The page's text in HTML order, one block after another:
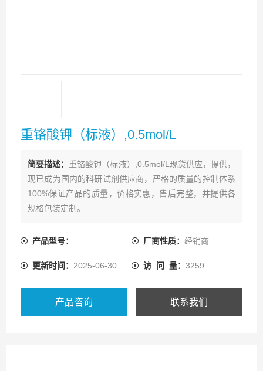
重铬酸钾（标液）,0.5mol/L
简要描述： 重铬酸钾（标液）,0.5mol/L现货供应，提供，
现已成为国内的科研试剂供应商，严格的质量的控制体系
100%保证产品的质量，价格实惠，售后完整，并提供各
规格包装定制。
产品型号： 厂商性质： 经销商
更新时间： 2025-06-30 访 问 量： 3259
产品咨询 联系我们